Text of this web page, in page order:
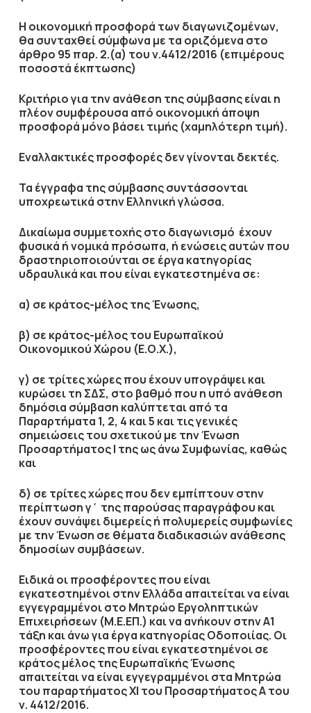
Η οικονομική προσφορά των διαγωνιζομένων,
θα συνταχθεί σύμφωνα με τα οριζόμενα στο
άρθρο 95 παρ. 2.(α) του ν.4412/2016 (επιμέρους
ποσοστά έκπτωσης)
Κριτήριο για την ανάθεση της σύμβασης είναι η
πλέον συμφέρουσα από οικονομική άποψη
προσφορά μόνο βάσει τιμής (χαμηλότερη τιμή).
Εναλλακτικές προσφορές δεν γίνονται δεκτές.
Τα έγγραφα της σύμβασης συντάσσονται
υποχρεωτικά στην Ελληνική γλώσσα.
Δικαίωμα συμμετοχής στο διαγωνισμό έχουν
φυσικά ή νομικά πρόσωπα, ή ενώσεις αυτών που
δραστηριοποιούνται σε έργα κατηγορίας
υδραυλικά και που είναι εγκατεστημένα σε:
α) σε κράτος-μέλος της Ένωσης,
β) σε κράτος-μέλος του Ευρωπαϊκού
Οικονομικού Χώρου (Ε.Ο.Χ.),
γ) σε τρίτες χώρες που έχουν υπογράψει και
κυρώσει τη ΣΔΣ, στο βαθμό που η υπό ανάθεση
δημόσια σύμβαση καλύπτεται από τα
Παραρτήματα 1, 2, 4 και 5 και τις γενικές
σημειώσεις του σχετικού με την Ένωση
Προσαρτήματος I της ως άνω Συμφωνίας, καθώς
και
δ) σε τρίτες χώρες που δεν εμπίπτουν στην
περίπτωση γ΄ της παρούσας παραγράφου και
έχουν συνάψει διμερείς ή πολυμερείς συμφωνίες
με την Ένωση σε θέματα διαδικασιών ανάθεσης
δημοσίων συμβάσεων.
Ειδικά οι προσφέροντες που είναι
εγκατεστημένοι στην Ελλάδα απαιτείται να είναι
εγγεγραμμένοι στο Μητρώο Εργοληπτικών
Επιχειρήσεων (Μ.Ε.ΕΠ.) και να ανήκουν στηνΑ1
τάξη και άνω για έργα κατηγορίας Οδοποιίας. Οι
προσφέροντες που είναι εγκατεστημένοι σε
κράτος μέλος της Ευρωπαϊκής Ένωσης
απαιτείται να είναι εγγεγραμμένοι στα Μητρώα
του παραρτήματος ΧΙ του Προσαρτήματος Α του
ν. 4412/2016.